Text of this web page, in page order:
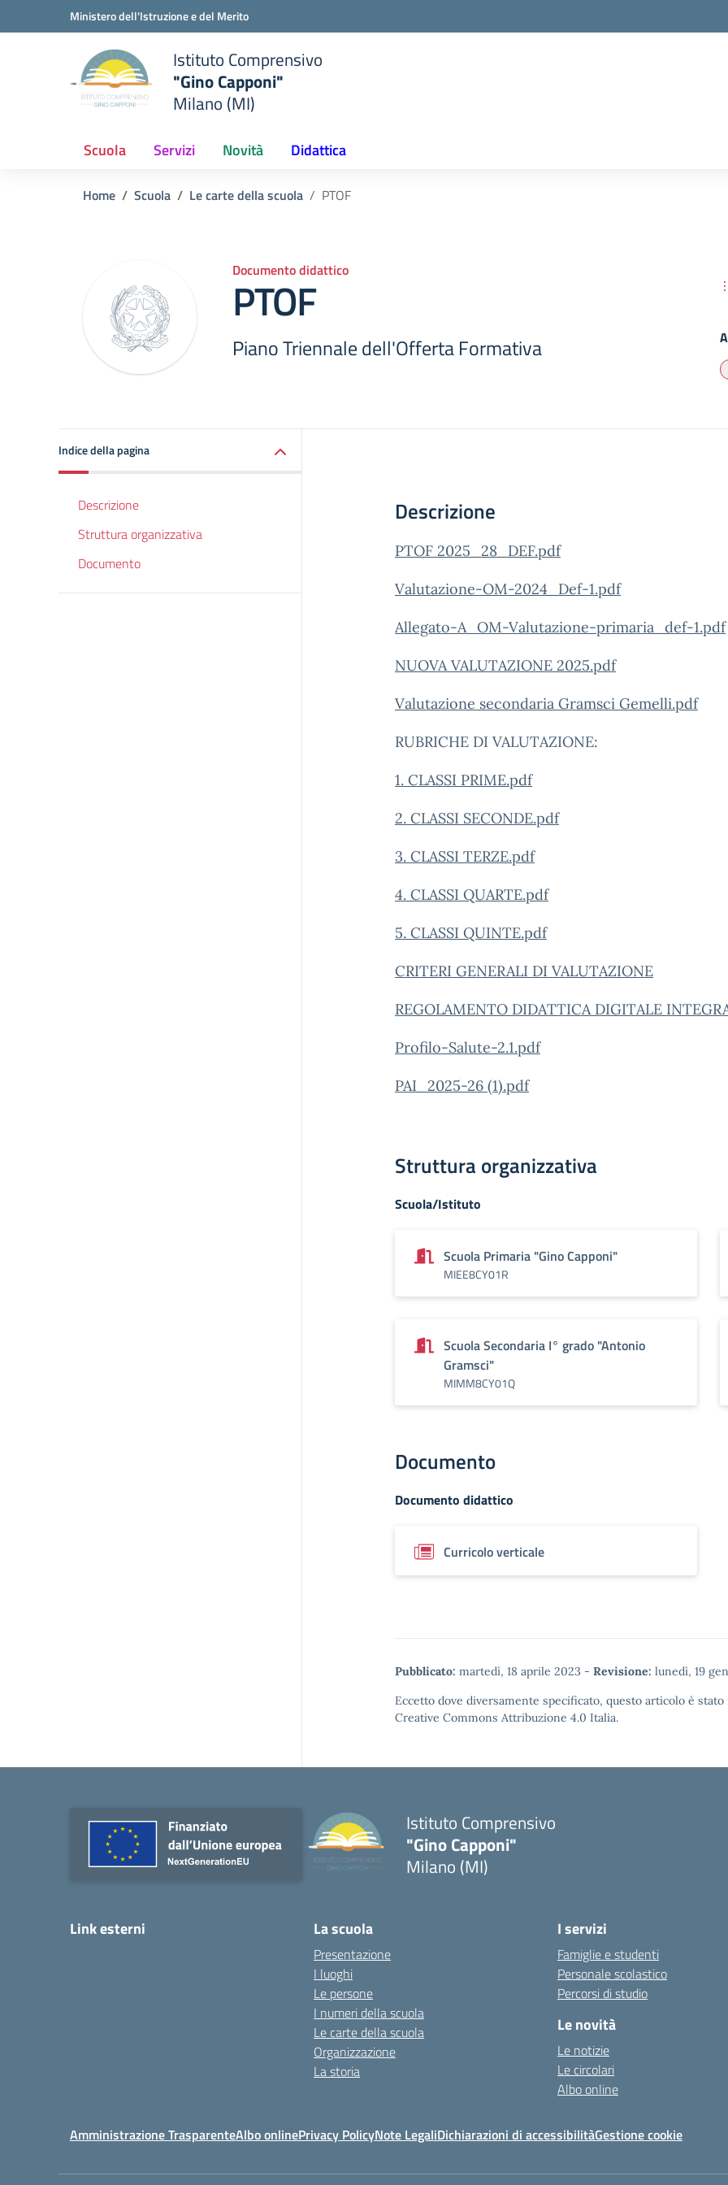
Vai ai contenuti
Vai al menu di navigazioneMinistero dell'Istruzione e del Merito
Istituto Comprensivo
"Gino Capponi"
Milano (MI)
Scuola Servizi Novità Didattica
Home Scuola Le carte della scuola PTOF
Documento didattico
PTOF
Piano Triennale dell'Offerta Formativa
Indice della pagina
Descrizione
Struttura organizzativa
Documento
Descrizione
PTOF 2025_28_DEF.pdf
Valutazione-OM-2024_Def-1.pdf
Allegato-A_OM-Valutazione-primaria_def-1.pdf
NUOVA VALUTAZIONE 2025.pdf
Valutazione secondaria Gramsci Gemelli.pdf
RUBRICHE DI VALUTAZIONE:
1. CLASSI PRIME.pdf
2. CLASSI SECONDE.pdf
3. CLASSI TERZE.pdf
4. CLASSI QUARTE.pdf
5. CLASSI QUINTE.pdf
CRITERI GENERALI DI VALUTAZIONE
REGOLAMENTO DIDATTICA DIGITALE
Profilo-Salute-2.1.pdf
PAI_2025-26 (1).pdf
Struttura organizzativa
Scuola/Istituto
Scuola Primaria "Gino Capponi"
MIEE8CY01R
Scuola Secondaria I° grado "Antonio
Gramsci"
MIMM8CY01Q
Documento
Documento didattico
Curricolo verticale
Pubblicato: martedì, 18 aprile 2023 - Revisione: lunedì, 19
Eccetto dove diversamente specificato, questo articolo è
Creative Commons Attribuzione 4.0 Italia.
Istituto Comprensivo
"Gino Capponi"
Milano (MI)
Link esterni La scuola
Presentazione
I luoghi
Le persone
I numeri della scuola
Le carte della scuola
Organizzazione
La storia
I servizi
Famiglie e studenti
Personale scolastico
Percorsi di studio
Le novità
Le notizie
Le circolari
Albo online
Amministrazione TrasparenteAlbo onlinePrivacy PolicyNote LegaliDichiarazioni di accessibilitàGestione cookie